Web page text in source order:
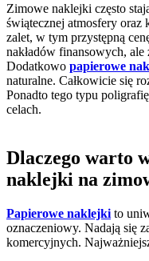
Zimowe naklejki często
świątecznej atmosfery
zalet, w tym przystępną
nakładów finansowych,
Dodatkowo papierowe
naturalne. Całkowicie się
Ponadto tego typu
celach.
Dlaczego warto
naklejki na
Papierowe naklejki to
oznaczeniowy. Nadają się
komercyjnych.